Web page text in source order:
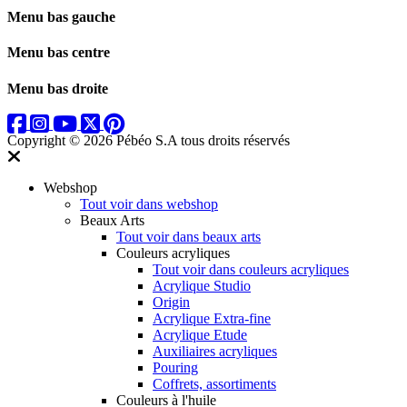
Menu bas gauche
Menu bas centre
Menu bas droite
Copyright © 2026 Pébéo S.A tous droits réservés
Webshop
Tout voir dans webshop
Beaux Arts
Tout voir dans beaux arts
Couleurs acryliques
Tout voir dans couleurs acryliques
Acrylique Studio
Origin
Acrylique Extra-fine
Acrylique Etude
Auxiliaires acryliques
Pouring
Coffrets, assortiments
Couleurs à l'huile